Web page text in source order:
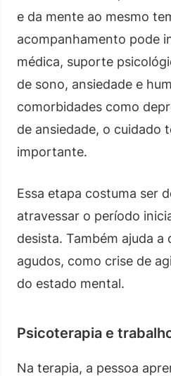
e da mente ao mesmo
acompanhamento pode
médica, suporte
de sono, ansiedade e
comorbidades como
de ansiedade, o cuidado
importante.
Essa etapa costuma ser
atravessar o período
desista. Também ajuda a
agudos, como crise de
do estado mental.
Psicoterapia e
Na terapia, a pessoa